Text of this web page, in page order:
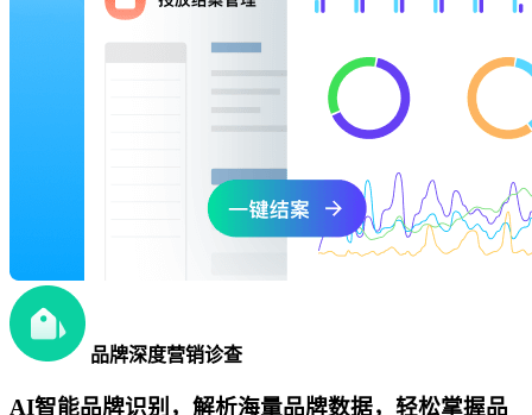
品牌深度营销诊查
AI智能品牌识别，解析海量品牌数据，轻松掌握品